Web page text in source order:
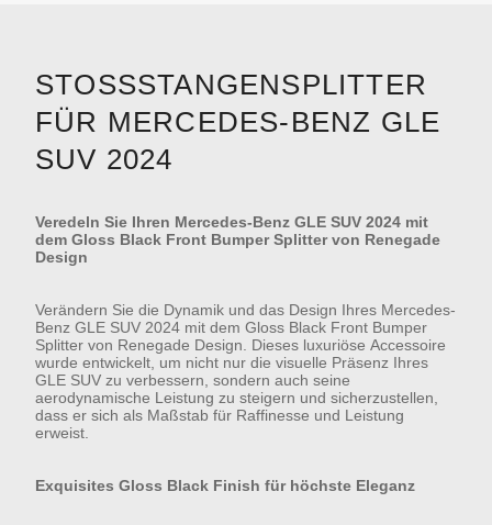
STOSSSTANGENSPLITTER F
ÜR MERCEDES-BENZ GLE S
UV 2024
Veredeln Sie Ihren Mercedes-Benz GLE SUV 2024 mit
dem Gloss Black Front Bumper Splitter von Renegade
Design
Verändern Sie die Dynamik und das Design Ihres Mercedes-
Benz GLE SUV 2024 mit dem Gloss Black Front Bumper
Splitter von Renegade Design. Dieses luxuriöse Accessoire
wurde entwickelt, um nicht nur die visuelle Präsenz Ihres
GLE SUV zu verbessern, sondern auch seine
aerodynamische Leistung zu steigern und sicherzustellen,
dass er sich als Maßstab für Raffinesse und Leistung
erweist.
Exquisites Gloss Black Finish für höchste Eleganz